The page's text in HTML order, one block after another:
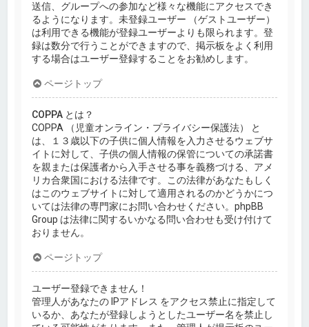
送信、グループへの参加など様々な機能にアクセスでき
るようになります。未登録ユーザー （ゲストユーザー）
は利用できる機能が登録ユーザーよりも限られます。登
録は数分で行うことができますので、掲示板をよく利用
する場合はユーザー登録することをお勧めします。
ページトップ
COPPA とは？
COPPA （児童オンライン・プライバシー保護法） と
は、１３歳以下の子供に個人情報を入力させるウェブサ
イトに対して、子供の個人情報の保管についての承諾書
を親または保護者から入手させる事を義務づける、アメ
リカ合衆国における法律です。この法律があなたもしく
はこのウェブサイトに対して適用されるのかどうかにつ
いては法律の専門家にお問い合わせください。phpBB
Group は法律に関するいかなる問い合わせも受け付けて
おりません。
ページトップ
ユーザー登録できません！
管理人があなたの IPアドレス をアクセス禁止に指定して
いるか、あなたが登録しようとしたユーザー名を禁止し